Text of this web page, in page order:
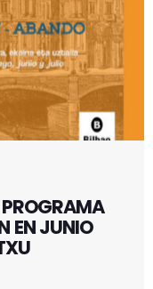
EN JUNIO